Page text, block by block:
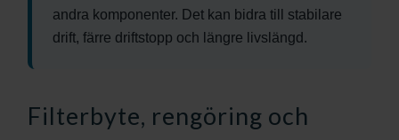
andra komponenter. Det kan bidra till stabilare
drift, färre driftstopp och längre livslängd.
Filterbyte, rengöring och